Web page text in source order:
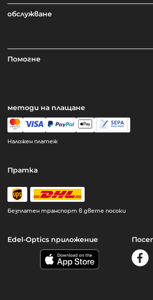
обслужване
Помогне
методи на плащане
Наложен платеж
Пратка
Безплатен транспорт в двете посоки
Edel-Optics приложение